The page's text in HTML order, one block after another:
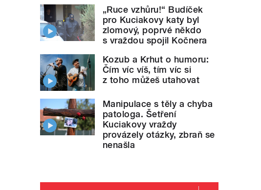
„Ruce vzhůru!“ Budíček
pro Kuciakovy katy byl
zlomový, poprvé někdo
s vraždou spojil Kočnera
Kozub a Krhut o humoru:
Čím víc víš, tím víc si
z toho můžeš utahovat
Manipulace s těly a chyba
patologa. Šetření
Kuciakovy vraždy
provázely otázky, zbraň se
nenašla